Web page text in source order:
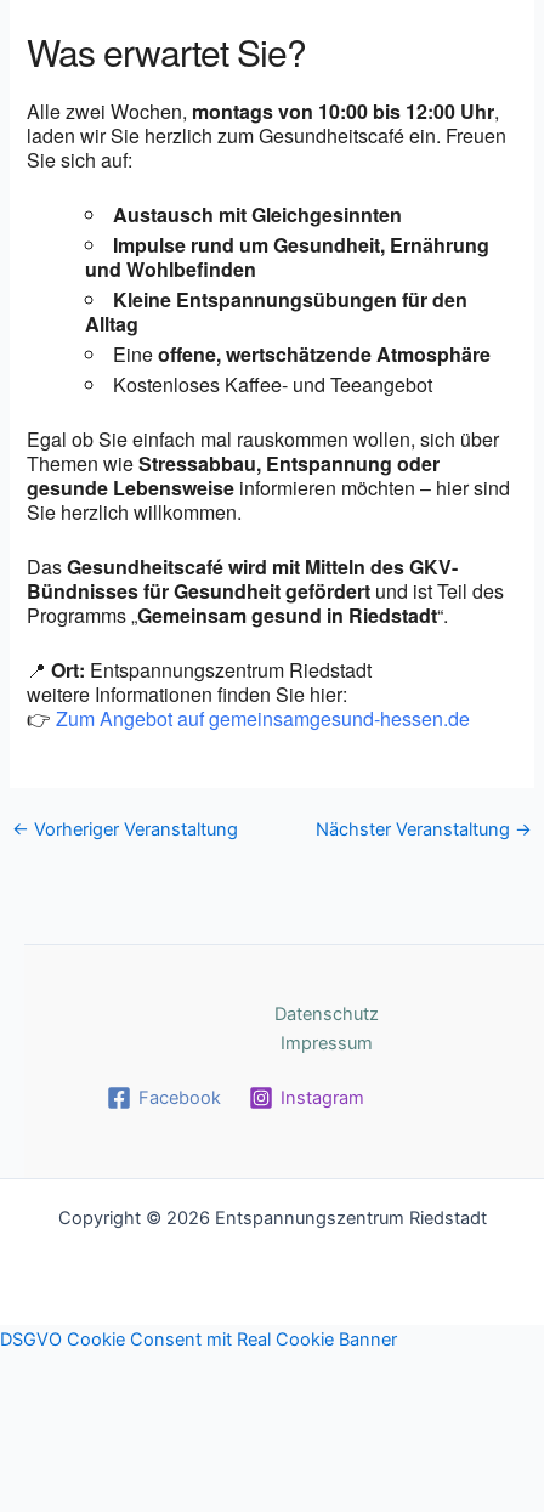
Was erwartet Sie?
Alle zwei Wochen, montags von 10:00 bis 12:00 Uhr,
laden wir Sie herzlich zum Gesundheitscafé ein. Freuen
Sie sich auf:
Austausch mit Gleichgesinnten
Impulse rund um Gesundheit, Ernährung
und Wohlbefinden
Kleine Entspannungsübungen für den
Alltag
Eineoffene, wertschätzende Atmosphäre
Kostenloses Kaffee- und Teeangebot
Egal ob Sie einfach mal rauskommen wollen, sich über
Themen wieStressabbau, Entspannung oder
gesunde Lebensweise informieren möchten – hier sind
Sie herzlich willkommen.
DasGesundheitscafé wird mit Mitteln des GKV-
Bündnisses für Gesundheit gefördert und ist Teil des
Programms „Gemeinsam gesund in Riedstadt“.
📍Ort: Entspannungszentrum Riedstadt
weitere Informationen finden Sie hier:
👉Zum Angebot auf gemeinsamgesund-hessen.de
← Vorheriger Veranstaltung Nächster Veranstaltung →
Datenschutz
Impressum
Facebook Instagram
Copyright © 2026 Entspannungszentrum Riedstadt
DSGVO Cookie Consent mit Real Cookie Banner